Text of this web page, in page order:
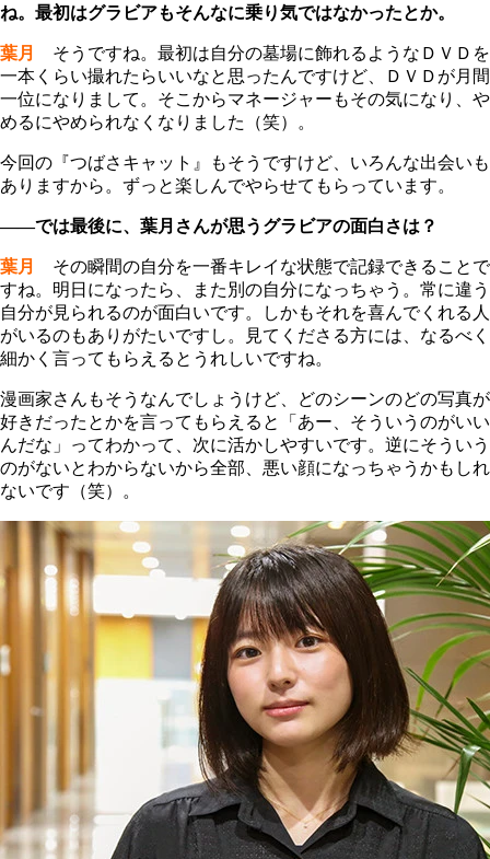
ね。最初はグラビアもそんなに乗り気ではなかったとか。
葉月
そうですね。最初は自分の墓場に飾れるようなＤＶＤを
一本くらい撮れたらいいなと思ったんですけど、ＤＶＤが月間
一位になりまして。そこからマネージャーもその気になり、や
めるにやめられなくなりました（笑）。
今回の『つばさキャット』もそうですけど、いろんな出会いも
ありますから。ずっと楽しんでやらせてもらっています。
――では最後に、葉月さんが思うグラビアの面白さは？
葉月
その瞬間の自分を一番キレイな状態で記録できることで
すね。明日になったら、また別の自分になっちゃう。常に違う
自分が見られるのが面白いです。しかもそれを喜んでくれる人
がいるのもありがたいですし。見てくださる方には、なるべく
細かく言ってもらえるとうれしいですね。
漫画家さんもそうなんでしょうけど、どのシーンのどの写真が
好きだったとかを言ってもらえると「あー、そういうのがいい
んだな」ってわかって、次に活かしやすいです。逆にそういう
のがないとわからないから全部、悪い顔になっちゃうかもしれ
ないです（笑）。